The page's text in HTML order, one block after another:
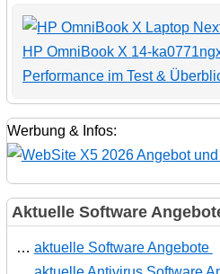
HP OmniBook X 14-
Performance im Test &
Werbung & Infos:
Aktuelle Software
… aktuelle Software Angebote